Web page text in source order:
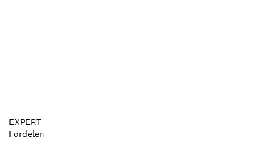
EXPERT
Fordelen